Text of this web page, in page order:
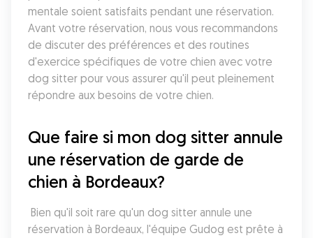
mentale soient satisfaits pendant une réservation.
Avant votre réservation, nous vous recommandons
de discuter des préférences et des routines
d'exercice spécifiques de votre chien avec votre
dog sitter pour vous assurer qu'il peut pleinement
répondre aux besoins de votre chien.
Que faire si mon dog sitter annule
une réservation de garde de
chien à Bordeaux?
réservation à Bordeaux, l'équipe Gudog est prête à